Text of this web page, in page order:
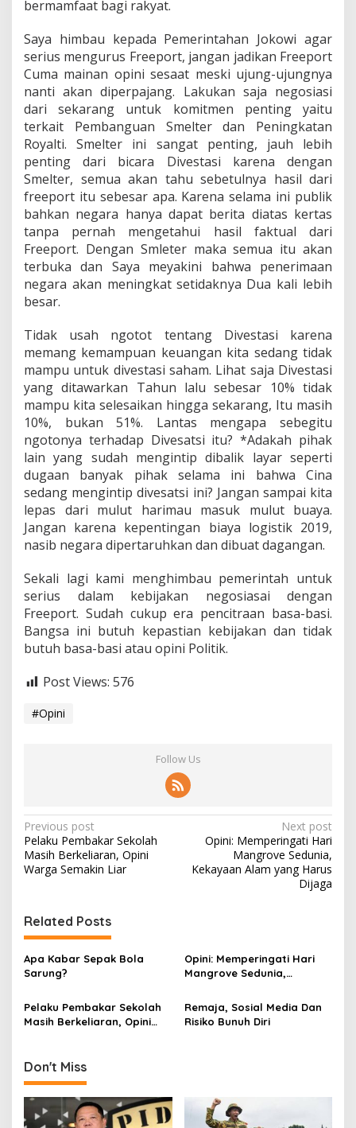
bermamfaat bagi rakyat.
Saya himbau kepada Pemerintahan Jokowi agar
serius mengurus Freeport, jangan jadikan Freeport
Cuma mainan opini sesaat meski ujung-ujungnya
nanti akan diperpajang. Lakukan saja negosiasi
dari sekarang untuk komitmen penting yaitu
terkait Pembanguan Smelter dan Peningkatan
Royalti. Smelter ini sangat penting, jauh lebih
penting dari bicara Divestasi karena dengan
Smelter, semua akan tahu sebetulnya hasil dari
freeport itu sebesar apa. Karena selama ini publik
bahkan negara hanya dapat berita diatas kertas
tanpa pernah mengetahui hasil faktual dari
Freeport. Dengan Smleter maka semua itu akan
terbuka dan Saya meyakini bahwa penerimaan
negara akan meningkat setidaknya Dua kali lebih
besar.
Tidak usah ngotot tentang Divestasi karena
memang kemampuan keuangan kita sedang tidak
mampu untuk divestasi saham. Lihat saja Divestasi
yang ditawarkan Tahun lalu sebesar 10% tidak
mampu kita selesaikan hingga sekarang, Itu masih
10%, bukan 51%. Lantas mengapa sebegitu
ngotonya terhadap Divesatsi itu? *Adakah pihak
lain yang sudah mengintip dibalik layar seperti
dugaan banyak pihak selama ini bahwa Cina
sedang mengintip divesatsi ini? Jangan sampai kita
lepas dari mulut harimau masuk mulut buaya.
Jangan karena kepentingan biaya logistik 2019,
nasib negara dipertaruhkan dan dibuat dagangan.
Sekali lagi kami menghimbau pemerintah untuk
serius dalam kebijakan negosiasai dengan
Freeport. Sudah cukup era pencitraan basa-basi.
Bangsa ini butuh kepastian kebijakan dan tidak
butuh basa-basi atau opini Politik.
Post Views: 576
#Opini
Follow Us
P
o
s
n
a
v
i
g
a
i
o
n
Previous post
Pelaku Pembakar Sekolah
Masih Berkeliaran, Opini
Warga Semakin Liar
Next post
Opini: Memperingati Hari
Mangrove Sedunia,
Kekayaan Alam yang Harus
Dijaga
Related Posts
Apa Kabar Sepak Bola
Sarung?
Opini: Memperingati Hari
Mangrove Sedunia,
Dijaga
Pelaku Pembakar Sekolah
Masih Berkeliaran, Opini
Remaja, Sosial Media Dan
Risiko Bunuh Diri
Don't Miss